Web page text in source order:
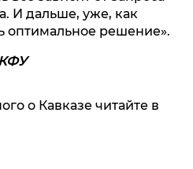
И дальше, уже, как
оптимальное решение».
о Кавказе читайте в